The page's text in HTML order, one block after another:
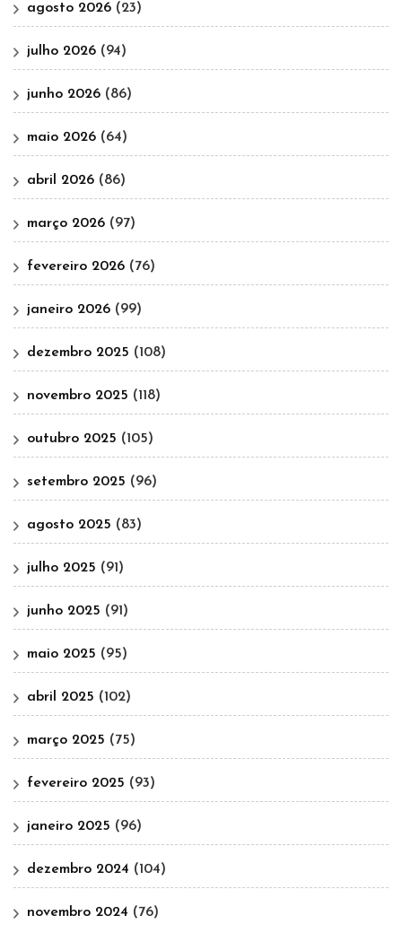
agosto 2026 (23)
julho 2026 (94)
junho 2026 (86)
maio 2026 (64)
abril 2026 (86)
março 2026 (97)
fevereiro 2026 (76)
janeiro 2026 (99)
dezembro 2025 (108)
novembro 2025 (118)
outubro 2025 (105)
setembro 2025 (96)
agosto 2025 (83)
julho 2025 (91)
junho 2025 (91)
maio 2025 (95)
abril 2025 (102)
março 2025 (75)
fevereiro 2025 (93)
janeiro 2025 (96)
dezembro 2024 (104)
novembro 2024 (76)